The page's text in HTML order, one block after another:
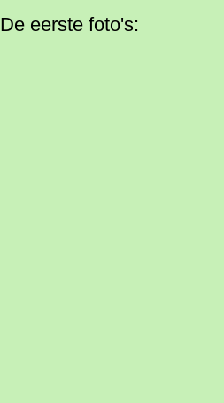
De eerste foto's: